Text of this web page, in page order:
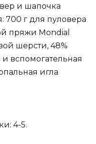
и шапочка
700 г для пуловера
пряжи Mondial
шерсти, 48%
вспомогательная
игла
4-5.